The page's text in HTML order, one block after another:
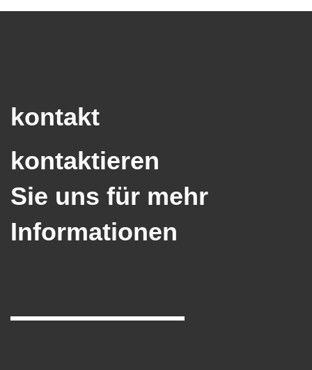
kontakt
kontaktieren
Sie uns für mehr
Informationen